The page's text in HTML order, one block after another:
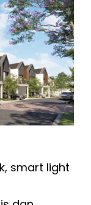
smart light